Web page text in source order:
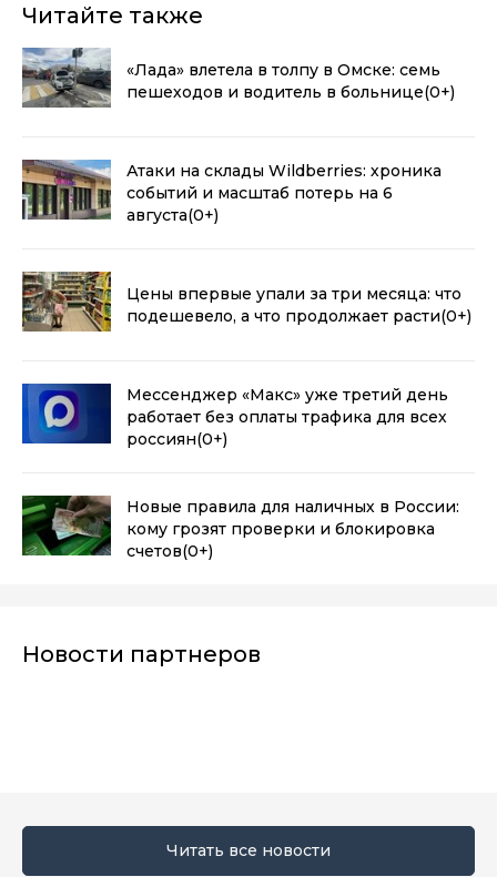
Читайте также
«Лада» влетела в толпу в Омске: семь
пешеходов и водитель в больнице(0+)
Атаки на склады Wildberries: хроника
событий и масштаб потерь на 6
августа(0+)
Цены впервые упали за три месяца: что
подешевело, а что продолжает расти(0+)
Мессенджер «Макс» уже третий день
работает без оплаты трафика для всех
россиян(0+)
Новые правила для наличных в России:
кому грозят проверки и блокировка
счетов(0+)
Новости партнеров
Читать все новости